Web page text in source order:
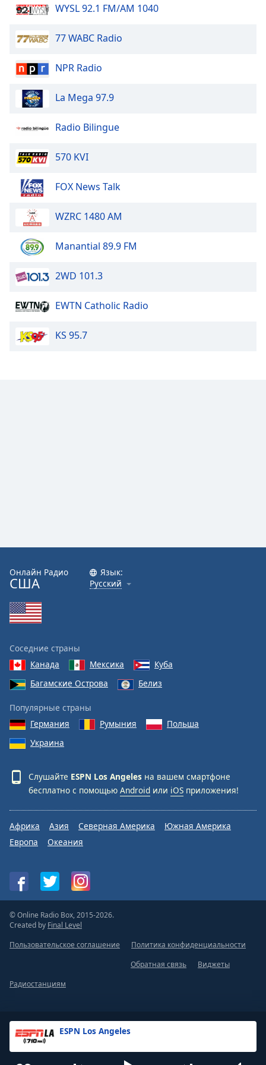
dialog
Escape
cancel
close
Color
Opacity
Background
Color
Area
Reset
Done
Close
Modal
End
dialog
window.
ESPN Los Angeles
WYSL 92.1 FM/AM 1040
77 WABC Radio
NPR Radio
La Mega 97.9
Radio Bilingue
570 KVI
FOX News Talk
WZRC 1480 AM
Manantial 89.9 FM
2WD 101.3
EWTN Catholic Radio
KS 95.7
Онлайн Радио
США
Язык:
Русский
Соседние страны
Канада
Мексика
Куба
Багамские Острова
Белиз
Популярные страны
Германия
Румыния
Польша
Украина
Слушайте ESPN Los Angeles на вашем смартфоне
бесплатно с помощью Android или iOS приложения!
Африка Азия Северная Америка
Южная Америка
Европа
Океания
© Online Radio Box, 2015-2026.
Created by Final Level
Пользовательское соглашение
Политика конфиденциальности
Обратная связь
Виджеты
Радиостанциям